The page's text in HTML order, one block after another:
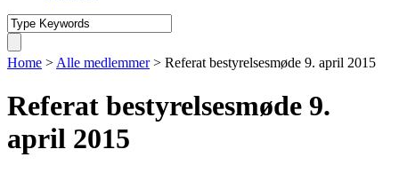
Home > Alle medlemmer > Referat bestyrelsesmøde 9. april 2015
Referat bestyrelsesmøde 9.
april 2015